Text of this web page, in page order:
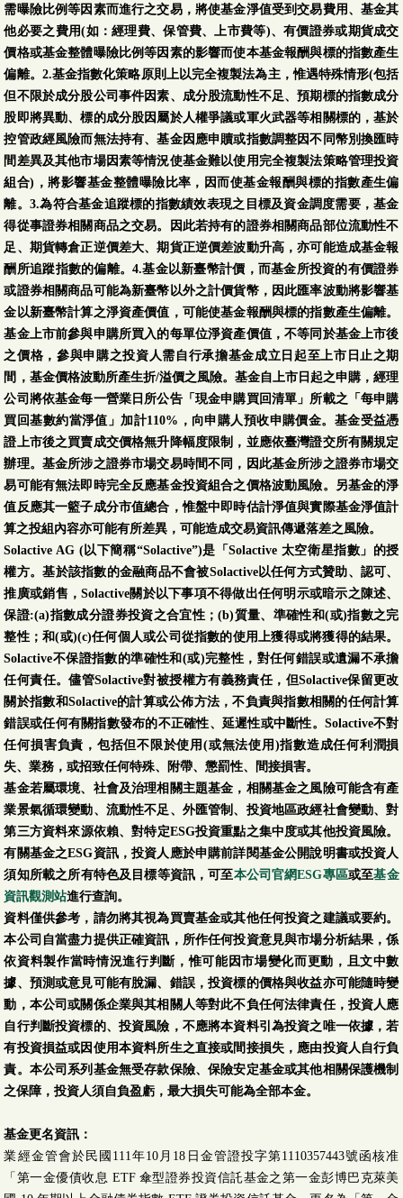
需曝險比例等因素而進行之交易，將使基金淨值受到交易費用、基金其
他必要之費用(如：經理費、保管費、上市費等)、有價證券或期貨成交
價格或基金整體曝險比例等因素的影響而使本基金報酬與標的指數產生
偏離。2.基金指數化策略原則上以完全複製法為主，惟遇特殊情形(包括
但不限於成分股公司事件因素、成分股流動性不足、預期標的指數成分
股即將異動、標的成分股因屬於人權爭議或軍火武器等相關標的，基於
控管政經風險而無法持有、基金因應申贖或指數調整因不同幣別換匯時
間差異及其他市場因素等情況使基金難以使用完全複製法策略管理投資
組合)，將影響基金整體曝險比率，因而使基金報酬與標的指數產生偏
離。3.為符合基金追蹤標的指數績效表現之目標及資金調度需要，基金
得從事證券相關商品之交易。因此若持有的證券相關商品部位流動性不
足、期貨轉倉正逆價差大、期貨正逆價差波動升高，亦可能造成基金報
酬所追蹤指數的偏離。4.基金以新臺幣計價，而基金所投資的有價證券
或證券相關商品可能為新臺幣以外之計價貨幣，因此匯率波動將影響基
金以新臺幣計算之淨資產價值，可能使基金報酬與標的指數產生偏離。
基金上市前參與申購所買入的每單位淨資產價值，不等同於基金上市後
之價格，參與申購之投資人需自行承擔基金成立日起至上市日止之期
間，基金價格波動所產生折/溢價之風險。基金自上市日起之申購，經理
公司將依基金每一營業日所公告「現金申購買回清單」所載之「每申購
買回基數約當淨值」加計110%，向申購人預收申購價金。基金受益憑
證上市後之買賣成交價格無升降幅度限制，並應依臺灣證交所有關規定
辦理。基金所涉之證券市場交易時間不同，因此基金所涉之證券市場交
易可能有無法即時完全反應基金投資組合之價格波動風險。另基金的淨
值反應其一籃子成分市值總合，惟盤中即時估計淨值與實際基金淨值計
算之投組內容亦可能有所差異，可能造成交易資訊傳遞落差之風險。
Solactive AG (以下簡稱“Solactive”)是「Solactive 太空衛星指數」的授
權方。基於該指數的金融商品不會被Solactive以任何方式贊助、認可、
推廣或銷售，Solactive關於以下事項不得做出任何明示或暗示之陳述、
保證:(a)指數成分證券投資之合宜性；(b)質量、準確性和(或)指數之完
整性；和(或)(c)任何個人或公司從指數的使用上獲得或將獲得的結果。
Solactive不保證指數的準確性和(或)完整性，對任何錯誤或遺漏不承擔
任何責任。儘管Solactive對被授權方有義務責任，但Solactive保留更改
關於指數和Solactive的計算或公佈方法，不負責與指數相關的任何計算
錯誤或任何有關指數發布的不正確性、延遲性或中斷性。Solactive不對
任何損害負責，包括但不限於使用(或無法使用)指數造成任何利潤損
失、業務，或招致任何特殊、附帶、懲罰性、間接損害。
基金若屬環境、社會及治理相關主題基金，相關基金之風險可能含有產
業景氣循環變動、流動性不足、外匯管制、投資地區政經社會變動、對
第三方資料來源依賴、對特定ESG投資重點之集中度或其他投資風險。
有關基金之ESG資訊，投資人應於申購前詳閱基金公開說明書或投資人
須知所載之所有特色及目標等資訊，可至本公司官網ESG專區或至基金
資訊觀測站進行查詢。
資料僅供參考，請勿將其視為買賣基金或其他任何投資之建議或要約。
本公司自當盡力提供正確資訊，所作任何投資意見與市場分析結果，係
依資料製作當時情況進行判斷，惟可能因市場變化而更動，且文中數
據、預測或意見可能有脫漏、錯誤，投資標的價格與收益亦可能隨時變
動，本公司或關係企業與其相關人等對此不負任何法律責任，投資人應
自行判斷投資標的、投資風險，不應將本資料引為投資之唯一依據，若
有投資損益或因使用本資料所生之直接或間接損失，應由投資人自行負
責。本公司系列基金無受存款保險、保險安定基金或其他相關保護機制
之保障，投資人須自負盈虧，最大損失可能為全部本金。
基金更名資訊：
業經金管會於民國111年10月18日金管證投字第1110357443號函核准
「第一金優債收息 ETF 傘型證券投資信託基金之第一金彭博巴克萊美